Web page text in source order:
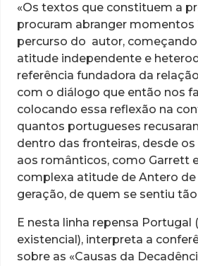
«Os textos que constituem a
procuram abranger
percurso do autor,
atitude independente e
referência fundadora da
com o diálogo que então nos
colocando essa reflexão na
quantos portugueses
dentro das fronteiras, desde
aos românticos, como Garrett
complexa atitude de Antero de
geração, de quem se sentiu
E nesta linha repensa
existencial), interpreta a
sobre as «Causas da